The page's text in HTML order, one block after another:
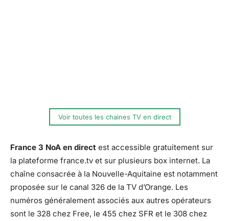
Voir toutes les chaines TV en direct
France 3 NoA en direct est accessible gratuitement sur
la plateforme france.tv et sur plusieurs box internet. La
chaîne consacrée à la Nouvelle-Aquitaine est notamment
proposée sur le canal 326 de la TV d’Orange. Les
numéros généralement associés aux autres opérateurs
sont le 328 chez Free, le 455 chez SFR et le 308 chez